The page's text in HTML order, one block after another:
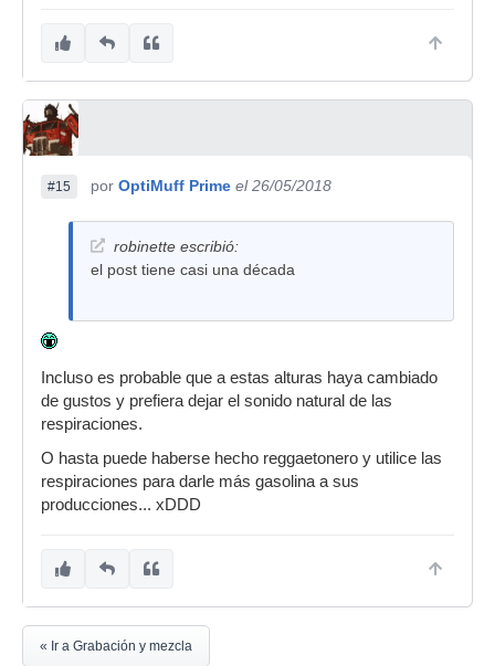
#15 por OptiMuff Prime el 26/05/2018
robinette escribió:
el post tiene casi una década
Incluso es probable que a estas alturas haya cambiado
de gustos y prefiera dejar el sonido natural de las
respiraciones.
O hasta puede haberse hecho reggaetonero y utilice las
respiraciones para darle más gasolina a sus
producciones... xDDD
« Ir a Grabación y mezcla